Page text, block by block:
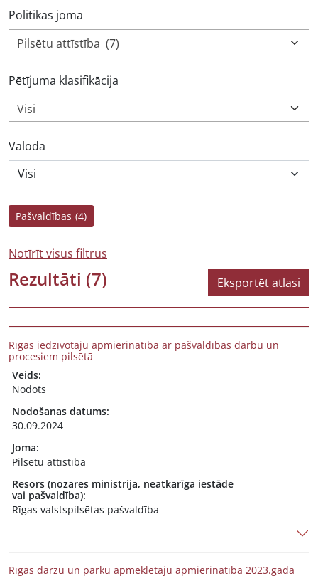
Politikas joma
Pilsētu attīstība (7)
Pētījuma klasifikācija
Visi
Valoda
Pašvaldības (4)
Notīrīt visus filtrus
Rezultāti (7) Eksportēt atlasi
Rīgas iedzīvotāju apmierinātība ar pašvaldības darbu un
procesiem pilsētā
Veids:
Nodots
Nodošanas datums:
30.09.2024
Joma:
Pilsētu attīstība
Resors (nozares ministrija, neatkarīga iestāde
vai pašvaldība):
Rīgas valstspilsētas pašvaldība
Rīgas dārzu un parku apmeklētāju apmierinātība 2023.gadā